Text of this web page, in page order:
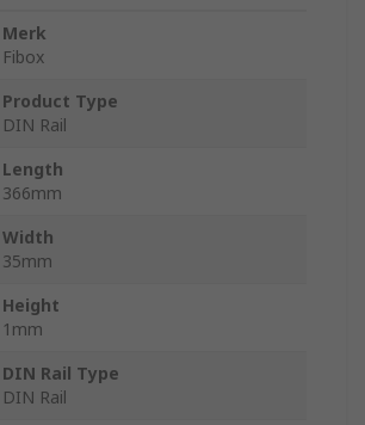
Merk
Fibox
Product Type
DIN Rail
Length
366mm
Width
35mm
Height
1mm
DIN Rail Type
DIN Rail